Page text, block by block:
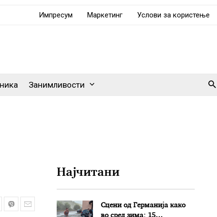
Импресум Маркетинг Услови за користење
Занимливости
Најчитани
Сцени од Германија како
во сред зима: 15